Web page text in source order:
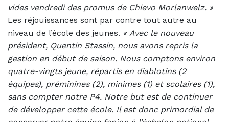
vides vendredi des promus de Chievo Morlanwelz. »
Les réjouissances sont par contre tout autre au
niveau de l’école des jeunes. « Avec le nouveau
président, Quentin Stassin, nous avons repris la
gestion en début de saison. Nous comptons environ
quatre-vingts jeune, répartis en diablotins (2
équipes), préminines (2), minimes (1) et scolaires (1),
sans compter notre P4. Notre but est de continuer
de développer cette école. Il est donc primordial de